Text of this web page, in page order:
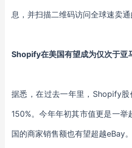
息，并扫描二维码访问全球速卖通
Shopify在美国有望成为仅次于亚
据悉，在过去一年里，Shopify
150%。今年年初其市值更是一举
国的商家销售额也有望超越eBay。